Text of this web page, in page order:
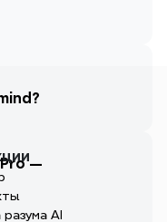
—
разума AI